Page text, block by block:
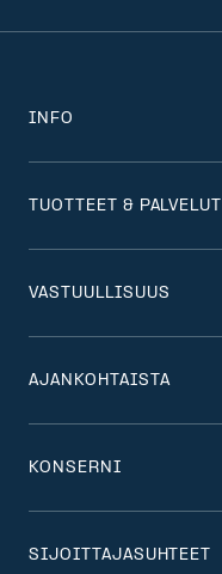
INFO
TUOTTEET & PALVELUT
VASTUULLISUUS
AJANKOHTAISTA
KONSERNI
SIJOITTAJASUHTEET